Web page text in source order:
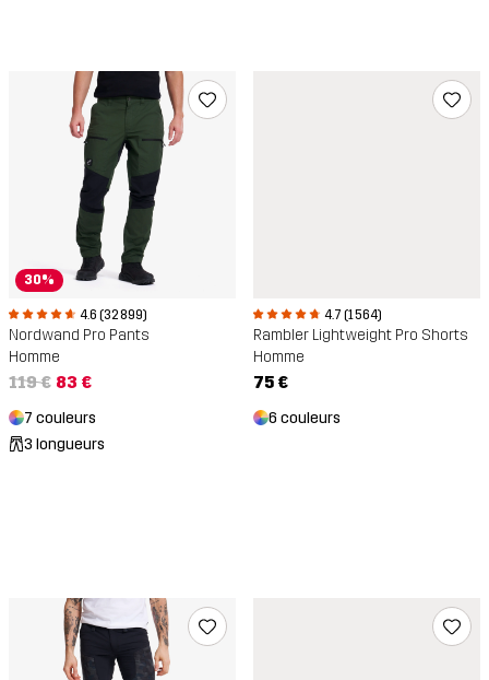
30%
4.6 (32 899)
Nordwand Pro Pants
Homme
119 € 83 €
7 couleurs
3 longueurs
4.7 (1 564)
Rambler Lightweight Pro Shorts
Homme
75 €
6 couleurs